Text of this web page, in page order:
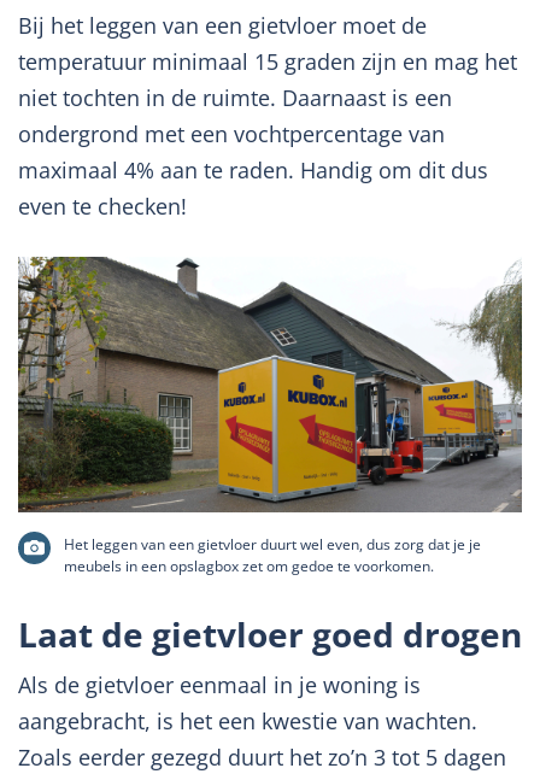
Bij het leggen van een gietvloer moet de
temperatuur minimaal 15 graden zijn en mag het
niet tochten in de ruimte. Daarnaast is een
ondergrond met een vochtpercentage van
maximaal 4% aan te raden. Handig om dit dus
even te checken!
Het leggen van een gietvloer duurt wel even, dus zorg dat je je
meubels in een opslagbox zet om gedoe te voorkomen.
Laat de gietvloer goed drogen
Als de gietvloer eenmaal in je woning is
aangebracht, is het een kwestie van wachten.
Zoals eerder gezegd duurt het zo’n 3 tot 5 dagen